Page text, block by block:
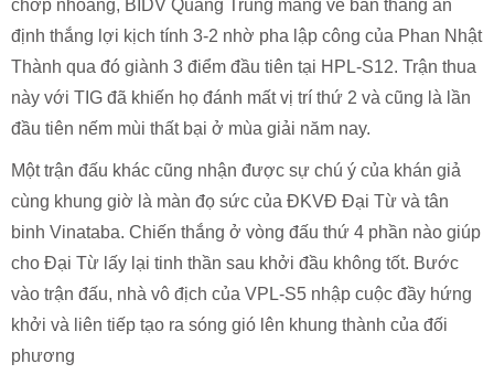
chớp nhoáng, BIDV Quang Trung mang về bàn thắng ấn
định thắng lợi kịch tính 3-2 nhờ pha lập công của Phan Nhật
Thành qua đó giành 3 điểm đầu tiên tại HPL-S12. Trận thua
này với TIG đã khiến họ đánh mất vị trí thứ 2 và cũng là lần
đầu tiên nếm mùi thất bại ở mùa giải năm nay.
Một trận đấu khác cũng nhận được sự chú ý của khán giả
cùng khung giờ là màn đọ sức của ĐKVĐ Đại Từ và tân
binh Vinataba. Chiến thắng ở vòng đấu thứ 4 phần nào giúp
cho Đại Từ lấy lại tinh thần sau khởi đầu không tốt. Bước
vào trận đấu, nhà vô địch của VPL-S5 nhập cuộc đầy hứng
khởi và liên tiếp tạo ra sóng gió lên khung thành của đối
phương